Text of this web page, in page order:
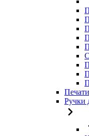
Печати
Ручки